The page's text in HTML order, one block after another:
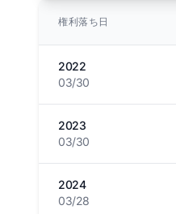
権利落ち日
2022
03/30
2023
03/30
2024
03/28